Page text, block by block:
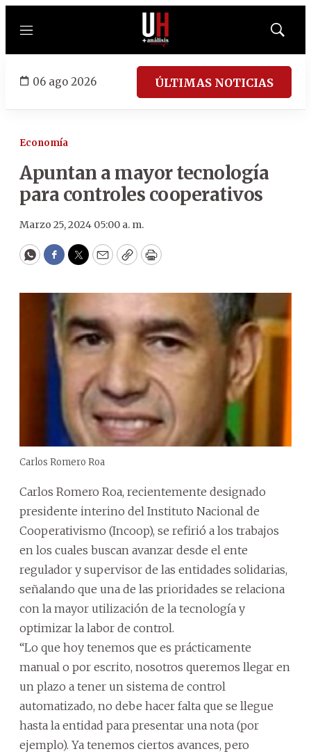
Menú
Mostrar
06 ago 2026 ÚLTIMAS NOTICIAS
Economía
Apuntan a mayor tecnología
para controles cooperativos
Marzo 25, 2024 05:00 a. m.
WhatsApp
Facebook
Twitter
EmailCopyPrint
Carlos Romero Roa
Carlos Romero Roa, recientemente designado
presidente interino del Instituto Nacional de
Cooperativismo (Incoop), se refirió a los trabajos
en los cuales buscan avanzar desde el ente
regulador y supervisor de las entidades solidarias,
señalando que una de las prioridades se relaciona
con la mayor utilización de la tecnología y
optimizar la labor de control.
“Lo que hoy tenemos que es prácticamente
manual o por escrito, nosotros queremos llegar en
un plazo a tener un sistema de control
automatizado, no debe hacer falta que se llegue
hasta la entidad para presentar una nota (por
ejemplo). Ya tenemos ciertos avances, pero